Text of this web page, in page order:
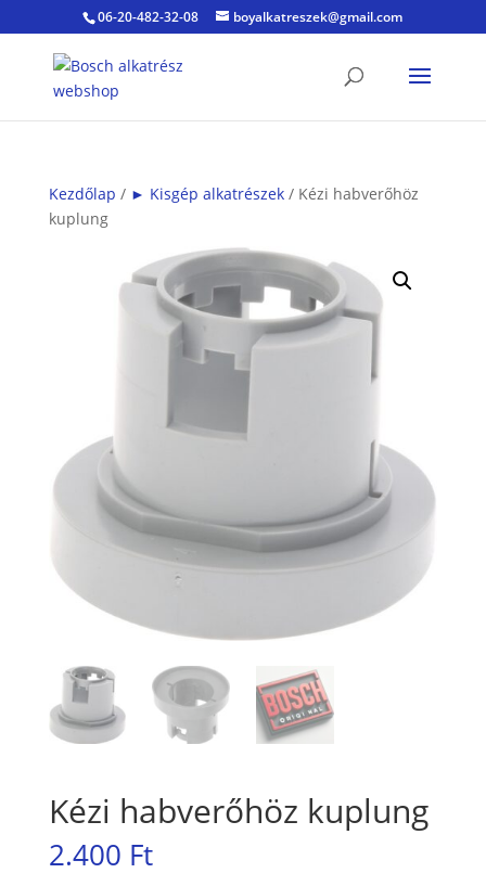
06-20-482-32-08 boyalkatreszek@gmail.com
Kezdőlap / ► Kisgép alkatrészek/ Kézi habverőhöz
kuplung
Kézi habverőhöz kuplung
2.400 Ft